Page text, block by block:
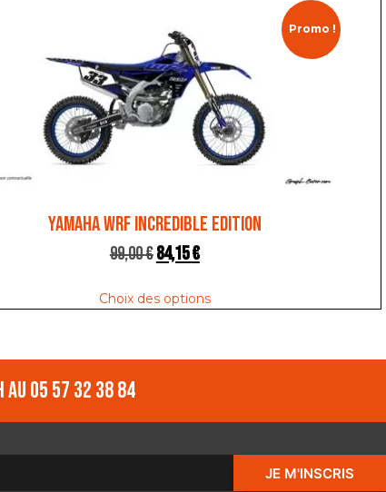
Promo !
YAMAHA WRF INCREDIBLE EDITION
99,00€84,15€
Choix des options
05 57 32 38 84
JE M'INSCRIS